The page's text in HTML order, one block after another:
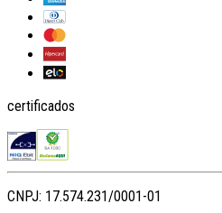
certificados
CNPJ: 17.574.231/0001-01